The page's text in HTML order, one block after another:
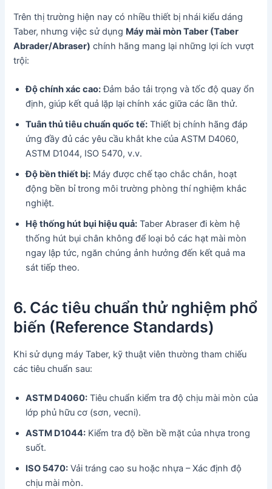
Trên thị trường hiện nay có nhiều thiết bị nhái kiểu dáng
Taber, nhưng việc sử dụng Máy mài mòn Taber (Taber
Abrader/Abraser) chính hãng mang lại những lợi ích vượt
trội:
Độ chính xác cao:Đảm bảo tải trọng và tốc độ quay ổn
định, giúp kết quả lặp lại chính xác giữa các lần thử.
Tuân thủ tiêu chuẩn quốc tế: Thiết bị chính hãng đáp
ứng đầy đủ các yêu cầu khắt khe của ASTM D4060,
ASTM D1044, ISO 5470, v.v.
Độ bền thiết bị: Máy được chế tạo chắc chắn, hoạt
động bền bỉ trong môi trường phòng thí nghiệm khắc
nghiệt.
Hệ thống hút bụi hiệu quả: Taber Abraser đi kèm hệ
thống hút bụi chân không để loại bỏ các hạt mài mòn
ngay lập tức, ngăn chúng ảnh hưởng đến kết quả ma
sát tiếp theo.
6. Các tiêu chuẩn thử nghiệm phổ
biến (Reference Standards)
Khi sử dụng máy Taber, kỹ thuật viên thường tham chiếu
các tiêu chuẩn sau:
ASTM D4060: Tiêu chuẩn kiểm tra độ chịu mài mòn của
lớp phủ hữu cơ (sơn, vecni).
ASTM D1044: Kiểm tra độ bền bề mặt của nhựa trong
suốt.
ISO 5470: Vải tráng cao su hoặc nhựa – Xác định độ
chịu mài mòn.